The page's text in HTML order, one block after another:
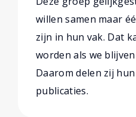
willen samen maar
zijn in hun vak. Dat
worden als we
Daarom delen zij
publicaties.